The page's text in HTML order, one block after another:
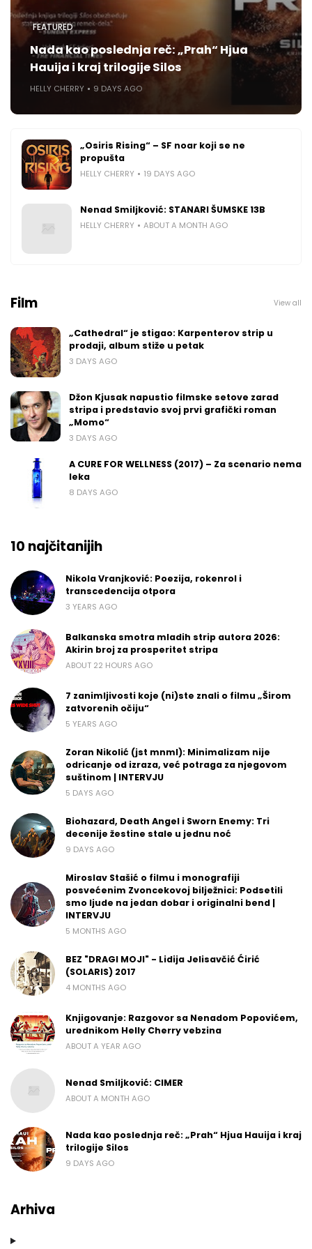
FEATURED
Nada kao poslednja reč: „Prah“ Hjua
Hauija i kraj trilogije Silos
HELLY CHERRY 9 DAYS AGO
„Osiris Rising“ – SF noar koji se ne
propušta
HELLY CHERRY 19 DAYS AGO
Nenad Smiljković: STANARI ŠUMSKE 13B
HELLY CHERRY ABOUT A MONTH AGO
Film View all
„Cathedral“ je stigao: Karpenterov strip u
prodaji, album stiže u petak
3 DAYS AGO
Džon Kjusak napustio filmske setove zarad
stripa i predstavio svoj prvi grafički roman
„Momo“
3 DAYS AGO
A CURE FOR WELLNESS (2017) – Za scenario nema
leka
8 DAYS AGO
10 najčitanijih
Nikola Vranjković: Poezija, rokenrol i
transcedencija otpora
3 YEARS AGO
Balkanska smotra mladih strip autora 2026:
Akirin broj za prosperitet stripa
ABOUT 22 HOURS AGO
7 zanimljivosti koje (ni)ste znali o filmu „Širom
zatvorenih očiju“
5 YEARS AGO
Zoran Nikolić (jst mnml): Minimalizam nije
odricanje od izraza, već potraga za njegovom
suštinom | INTERVJU
5 DAYS AGO
Biohazard, Death Angel i Sworn Enemy: Tri
decenije žestine stale u jednu noć
9 DAYS AGO
Miroslav Stašić o filmu i monografiji
posvećenim Zvoncekovoj bilježnici: Podsetili
smo ljude na jedan dobar i originalni bend |
INTERVJU
5 MONTHS AGO
BEZ "DRAGI MOJI" - Lidija Jelisavčić Ćirić
(SOLARIS) 2017
4 MONTHS AGO
Knjigovanje: Razgovor sa Nenadom Popovićem,
urednikom Helly Cherry vebzina
ABOUT A YEAR AGO
Nenad Smiljković: CIMER
ABOUT A MONTH AGO
Nada kao poslednja reč: „Prah“ Hjua Hauija i kraj
trilogije Silos
9 DAYS AGO
Arhiva